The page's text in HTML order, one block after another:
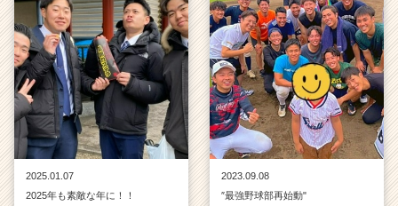
2025.01.07
2025年も素敵な年に！！
2023.09.08
″最強野球部再始動"